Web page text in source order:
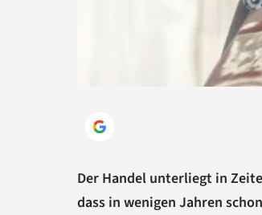
Der Handel unterliegt in
dass in wenigen Jahren